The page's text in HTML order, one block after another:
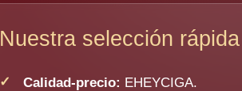
Nuestra selección rápida
Calidad-precio: EHEYCIGA.